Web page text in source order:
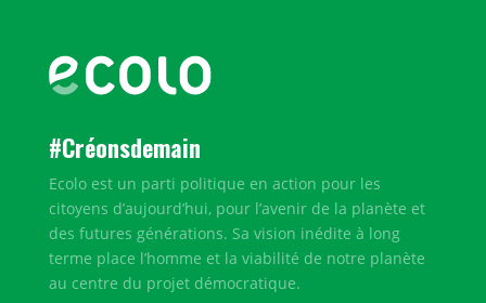
#Créonsdemain
Ecolo est un parti politique en action pour les
citoyens d’aujourd’hui, pour l’avenir de la planète et
des futures générations. Sa vision inédite à long
terme place l’homme et la viabilité de notre planète
au centre du projet démocratique.